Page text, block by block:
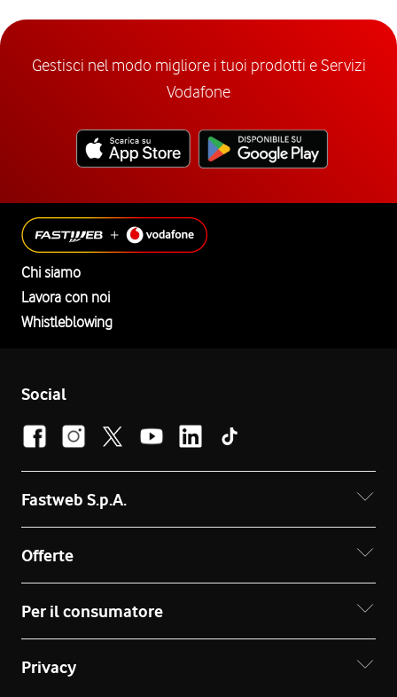
Gestisci nel modo migliore i tuoi prodotti e Servizi
Vodafone
Chi siamo
Lavora con noi
Whistleblowing
Social
Fastweb S.p.A.
Offerte
Per il consumatore
Privacy